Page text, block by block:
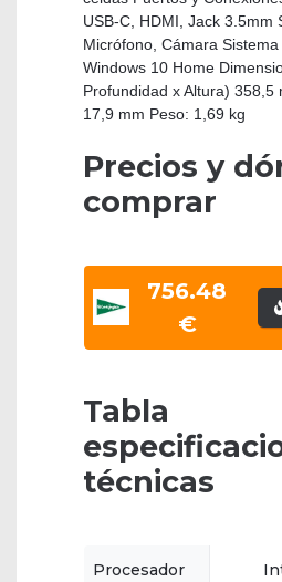
USB-C, HDMI, Jack 3.5mm
Micrófono, Cámara
Windows 10 Home
Profundidad x Altura) 358,5
17,9 mm Peso: 1,69 kg
Precios y
comprar
756.48
€
Tabla
técnicas
Procesador